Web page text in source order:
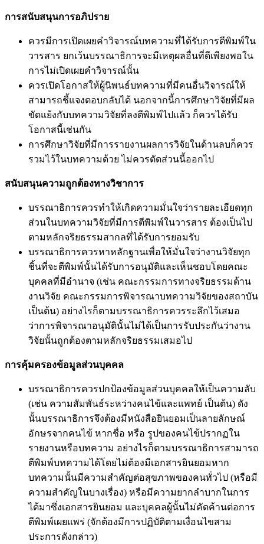
การสนับสนุนการอภิปราย
ควรมีการเปิดเผยคำวิจารณ์บทความที่ได้รับการตีพิมพ์ใน
วารสาร ยกเว้นบรรณาธิการจะมีเหตุผลอื่นที่ดีเพียงพอใน
การไม่เปิดเผยคำวิจารณ์นั้น
ควรเปิดโอกาสให้ผู้นิพนธ์บทความที่มีคนอื่นวิจารณ์ให้
สามารถชี้แจงตอบกลับได้ นอกจากนี้การศึกษาวิจัยที่มีผล
ขัดแย้งกับบทความวิจัยที่ลงตีพิมพ์ไปแล้ว ก็ควรได้รับ
โอกาสนี้เช่นกัน
การศึกษาวิจัยที่มีการรายงานผลการวิจัยในด้านลบก็ควร
รวมไว้ในบทความด้วย ไม่ควรตัดส่วนนี้ออกไป
สนับสนุนความถูกต้องทางวิชาการ
บรรณาธิการควรทำให้เกิดความมั่นใจว่ารายละเอียดทุก
ส่วนในบทความวิจัยที่มีการตีพิมพ์ในวารสาร ต้องเป็นไป
ตามหลักจริยธรรมสากลที่ได้รับการยอมรับ
บรรณาธิการควรหาหลักฐานเพื่อให้มั่นใจว่างานวิจัยทุก
ชิ้นที่จะตีพิมพ์นั้นได้รับการอนุมัติและเห็นชอบโดยคณะ
บุคคลที่มีอำนาจ (เช่น คณะกรรมการทางจริยธรรมด้าน
งานวิจัย คณะกรรมการพิจารณาบทความวิจัยของสถาบัน
เป็นต้น) อย่างไรก็ตามบรรณาธิการควรระลึกไว้เสมอ
ว่าการพิจารณาอนุมัตินั้นไม่ได้เป็นการรับประกันว่างาน
วิจัยนั้นถูกต้องตามหลักจริยธรรมเสมอไป
การคุ้มครองข้อมูลส่วนบุคคล
บรรณาธิการควรปกป้องข้อมูลส่วนบุคคลให้เป็นความลับ
(เช่น ความสัมพันธ์ระหว่างคนไข้และแพทย์ เป็นต้น) ดัง
นั้นบรรณาธิการจึงต้องมีหนังสือยินยอมเป็นลายลักษณ์
อักษรจากคนไข้ หากชื่อ หรือ รูปของคนไข้ปรากฏใน
รายงานหรือบทความ อย่างไรก็ตามบรรณาธิการสามารถ
ตีพิมพ์บทความได้โดยไม่ต้องมีเอกสารยินยอมหาก
บทความนั้นมีความสำคัญต่อสุขภาพของคนทั่วไป (หรือมี
ความสำคัญในบางเรื่อง) หรือมีความยากลำบากในการ
ได้มาซึ่งเอกสารยินยอม และบุคคลผู้นั้นไม่คัดค้านต่อการ
ตีพิมพ์เผยแพร่ (จักต้องมีการปฏิบัติตามเงื่อนไขสาม
ประการดังกล่าว)